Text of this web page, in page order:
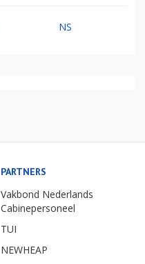
NS
PARTNERS
Vakbond Nederlands
Cabinepersoneel
TUI
NEWHEAP